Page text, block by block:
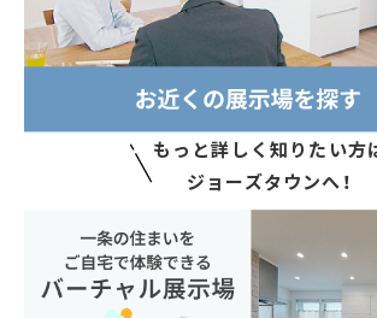
もっと詳しく知りたい方
ジョーズタウンへ！